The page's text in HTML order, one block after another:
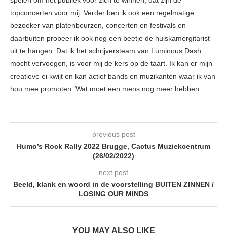
topconcerten voor mij. Verder ben ik ook een regelmatige
bezoeker van platenbeurzen, concerten en festivals en
daarbuiten probeer ik ook nog een beetje de huiskamergitarist
uit te hangen. Dat ik het schrijversteam van Luminous Dash
mocht vervoegen, is voor mij de kers op de taart. Ik kan er mijn
creatieve ei kwijt en kan actief bands en muzikanten waar ik van
hou mee promoten. Wat moet een mens nog meer hebben.
previous post
Humo’s Rock Rally 2022 Brugge, Cactus Muziekcentrum
(26/02/2022)
next post
Beeld, klank en woord in de voorstelling BUITEN ZINNEN /
LOSING OUR MINDS
YOU MAY ALSO LIKE